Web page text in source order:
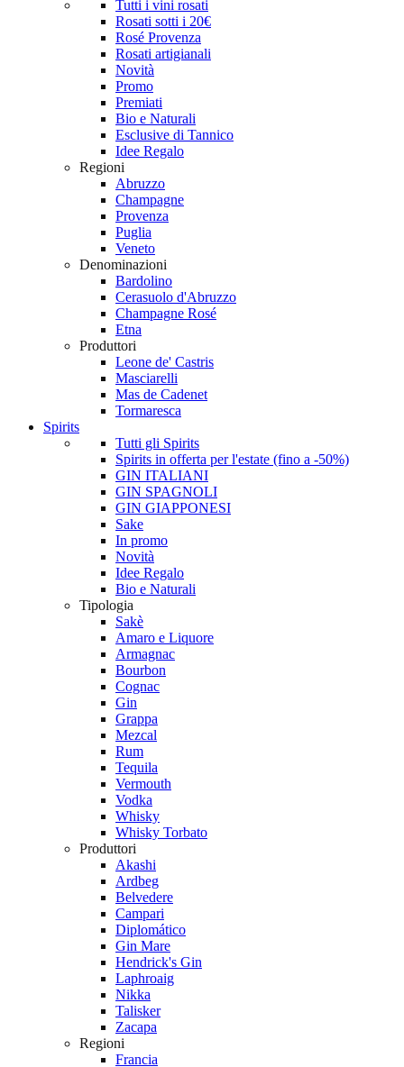
Tutti i vini rosati
Rosati sotti i 20€
Rosé Provenza
Rosati artigianali
Novità
Promo
Premiati
Bio e Naturali
Esclusive di Tannico
Idee Regalo
Regioni
Abruzzo
Champagne
Provenza
Puglia
Veneto
Denominazioni
Bardolino
Cerasuolo d'Abruzzo
Champagne Rosé
Etna
Produttori
Leone de' Castris
Masciarelli
Mas de Cadenet
Tormaresca
Spirits
Tutti gli Spirits
Spirits in offerta per l'estate (fino a -50%)
GIN ITALIANI
GIN SPAGNOLI
GIN GIAPPONESI
Sake
In promo
Novità
Idee Regalo
Bio e Naturali
Tipologia
Sakè
Amaro e Liquore
Armagnac
Bourbon
Cognac
Gin
Grappa
Mezcal
Rum
Tequila
Vermouth
Vodka
Whisky
Whisky Torbato
Produttori
Akashi
Ardbeg
Belvedere
Campari
Diplomático
Gin Mare
Hendrick's Gin
Laphroaig
Nikka
Talisker
Zacapa
Regioni
Francia